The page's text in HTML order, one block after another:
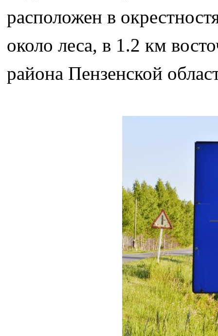
расположен в
около леса, в 1.2 км
района Пензенской